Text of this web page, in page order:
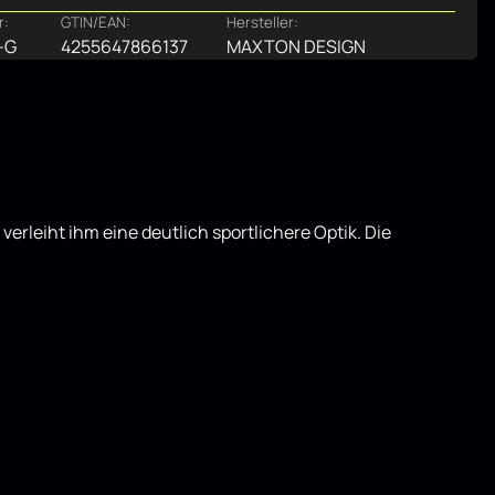
GTIN/EAN:
4255647866137
Hersteller:
MAXTON DESIGN
ihm eine deutlich sportlichere Optik. Die